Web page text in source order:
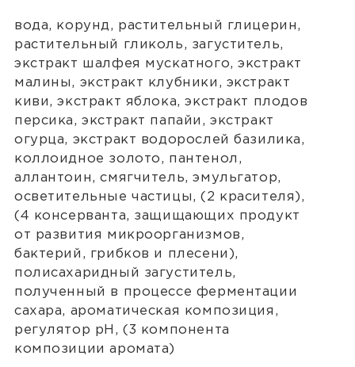
вода, корунд, растительный глицерин,
растительный гликоль, загуститель,
экстракт шалфея мускатного, экстракт
малины, экстракт клубники, экстракт
киви, экстракт яблока, экстракт плодов
персика, экстракт папайи, экстракт
огурца, экстракт водорослей базилика,
коллоидное золото, пантенол,
аллантоин, смягчитель, эмульгатор,
осветительные частицы, (2 красителя),
(4 консерванта, защищающих продукт
от развития микроорганизмов,
бактерий, грибков и плесени),
полисахаридный загуститель,
полученный в процессе ферментации
сахара, ароматическая композиция,
регулятор pH, (3 компонента
композиции аромата)